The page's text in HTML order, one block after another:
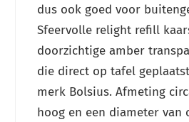
dus ook goed voor
Sfeervolle relight refill
doorzichtige amber
die direct op tafel
merk Bolsius. Afmeting
hoog en een diameter van